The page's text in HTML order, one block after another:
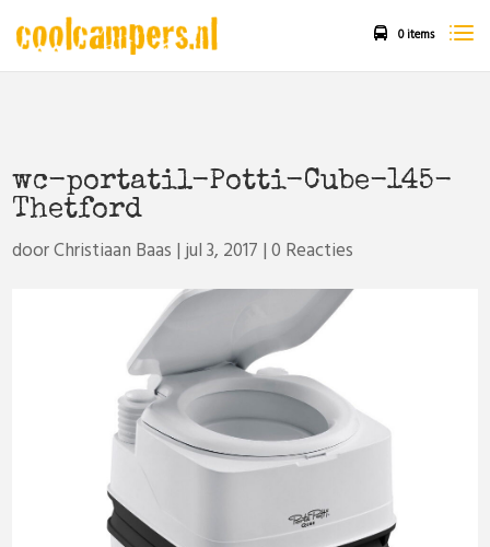
0 items
wc-portatil-Potti-Cube-145-
Thetford
doorChristiaan Baas |jul 3, 2017 |0 Reacties